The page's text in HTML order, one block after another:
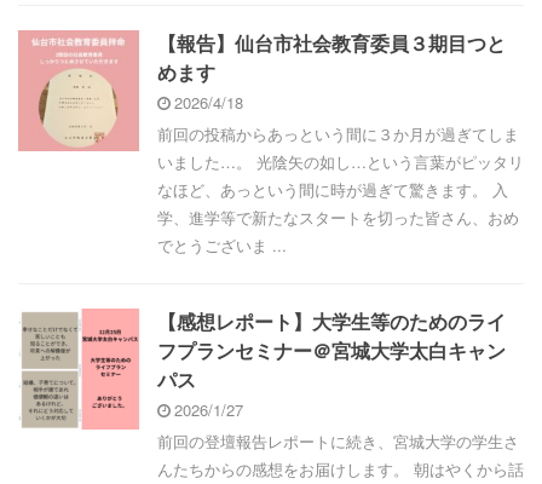
【報告】仙台市社会教育委員３期目つと
めます
2026/4/18
前回の投稿からあっという間に３か月が過ぎてしま
いました…。 光陰矢の如し…という言葉がピッタリ
なほど、あっという間に時が過ぎて驚きます。 入
学、進学等で新たなスタートを切った皆さん、おめ
でとうございま ...
【感想レポート】大学生等のためのライ
フプランセミナー＠宮城大学太白キャン
パス
2026/1/27
前回の登壇報告レポートに続き、宮城大学の学生さ
んたちからの感想をお届けします。 朝はやくから話